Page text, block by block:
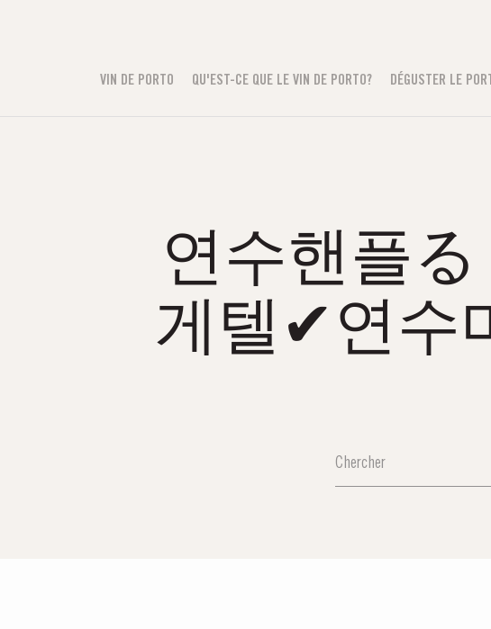
VIN DE PORTO QU'EST-CE QUE LE VIN DE PORTO? DÉGUSTER LE
연수핸플る
게텔✔연수